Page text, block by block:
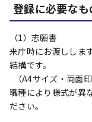
登録に必要なも
（1）志願書
来庁時にお渡ししま
結構です。
（A4サイズ・両面
職種により様式が異
ださい。